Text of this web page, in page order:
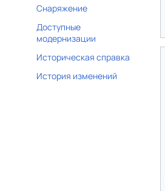
Снаряжение
Доступные
модернизации
Историческая справка
История изменений